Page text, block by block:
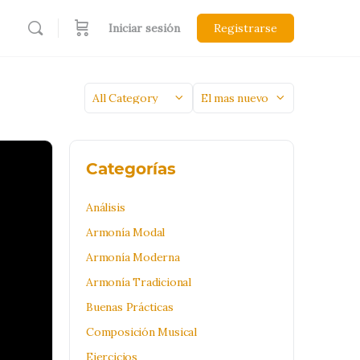
Iniciar sesión Registrarse
Categoría
Sort
Categorías
Análisis
Armonía Modal
Armonía Moderna
Armonía Tradicional
Buenas Prácticas
Composición Musical
Ejercicios